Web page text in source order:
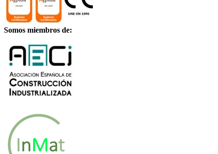
Somos miembros de: